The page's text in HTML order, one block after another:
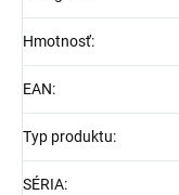
Hmotnosť:
EAN:
Typ produktu:
SÉRIA: